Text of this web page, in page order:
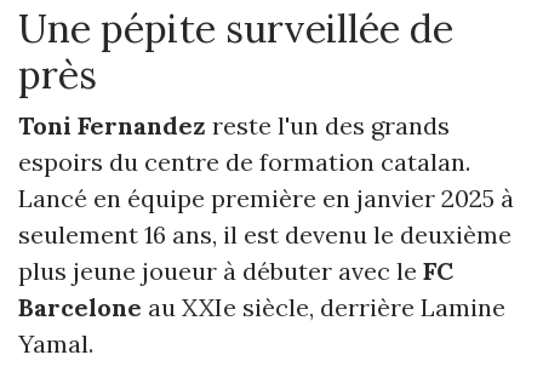
Une pépite surveillée de
près
Toni Fernandez reste l'un des grands
espoirs du centre de formation catalan.
Lancé en équipe première en janvier 2025 à
seulement 16 ans, il est devenu le deuxième
plus jeune joueur à débuter avec le FC
Barcelone au XXIe siècle, derrière Lamine
Yamal.